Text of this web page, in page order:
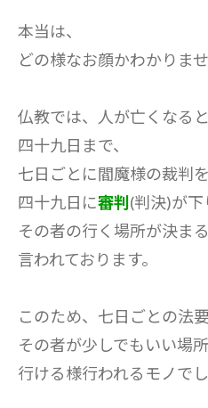
本当は、
どの様なお顔かわかりま
仏教では、人が亡くなると
四十九日まで、
七日ごとに閻魔様の裁判
四十九日に審判 (判決)が下
その者の行く場所が決ま
言われております。
このため、七日ごとの法要
その者が少しでもいい場所
行ける様行われるモノで